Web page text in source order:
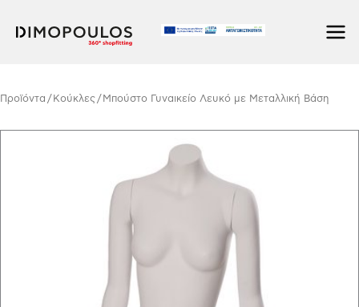
στο
Προϊόντα / Κούκλες/ Μπούστο Γυναικείο Λευκό με Μεταλλική Βάση